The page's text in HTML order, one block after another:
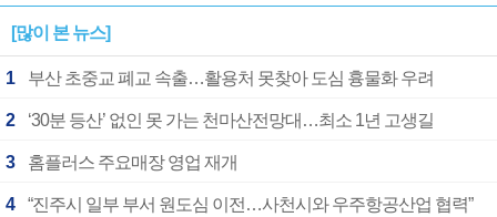
[많이 본 뉴스]
1 부산 초중교 폐교 속출…활용처 못찾아 도심 흉물화 우려
2 ‘30분 등산’ 없인 못 가는 천마산전망대…최소 1년 고생길
3 홈플러스 주요매장 영업 재개
4 “진주시 일부 부서 원도심 이전…사천시와 우주항공산업 협력”